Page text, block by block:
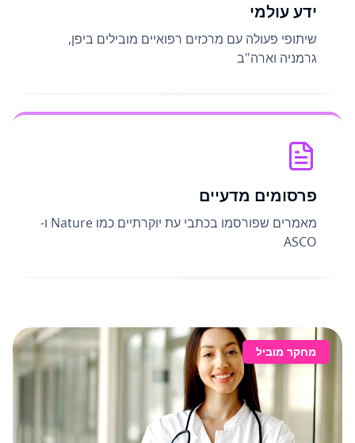
ידע עולמי
שיתופי פעולה עם מרכזים רפואיים מובילים ביפן,
גרמניה וארה"ב
פרסומים מדעיים
מאמרים שפורסמו בכתבי עת יוקרתיים כמו Nature ו-
ASCO
מחקר מוביל